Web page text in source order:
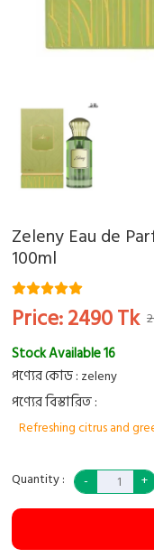
Zeleny Eau de
100ml
Price:2490Tk
Stock Available 16
পণ্যের কোড : zeleny
পণ্যের বিস্তারিত :
Refreshing citrus and
Quantity :